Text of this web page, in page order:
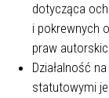
dotycząca
i pokrewnych
praw
Działalność
statutowymi